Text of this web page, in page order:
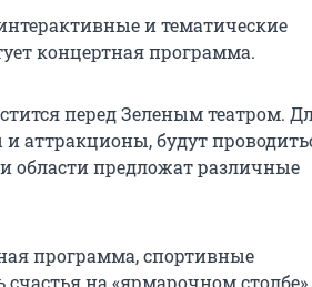
и тематические
концертная программа.
перед Зеленым театром.
и аттракционы, будут
области предложат различные
программа, спортивные
на «ярмарочном